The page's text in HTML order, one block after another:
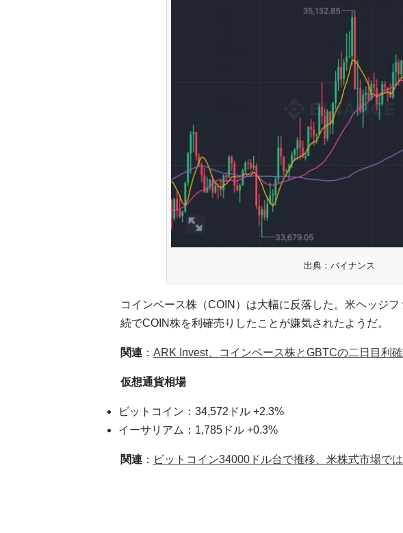
出典：バイナンス
コインベース株（COIN）は大幅に反落した。米ヘッジ
続でCOIN株を利確売りしたことが嫌気されたようだ。
関連： ARK Invest、コインベース株とGBTCの二日目利確
仮想通貨相場
ビットコイン：34,572ドル +2.3%
イーサリアム：1,785ドル +0.3%
関連： ビットコイン34000ドル台で推移、米株式市場で